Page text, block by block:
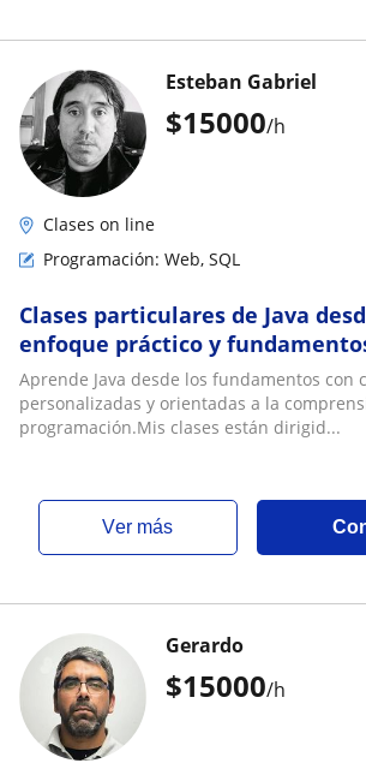
$15000/h
Esteban Gabriel
Clases on line
Programación: Web, SQL
Clases particulares de Java
enfoque práctico y
Aprende Java desde los fundamentos con
personalizadas y orientadas a la
programación.Mis clases están dirigid...
ver más
$15000/h
Gerardo